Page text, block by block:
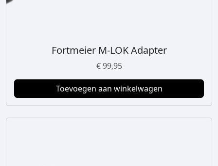
Fortmeier M-LOK Adapter
€99,95
Toevoegen aan winkelwagen